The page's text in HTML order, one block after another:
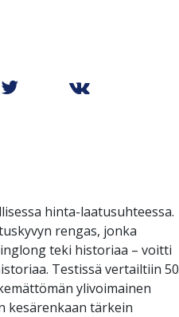
hinta-laatusuhteessa.
rengas, jonka
teki historiaa – voitti
Testissä vertailtiin 50
ylivoimainen
kesärenkaan tärkein